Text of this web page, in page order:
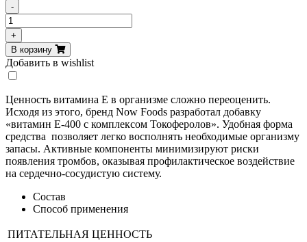
-
Количество
товара
Now
Foods,
E-
400
tocopherols,
50
капсул
+
В корзину
Добавить в wishlist
Ценность витамина Е в организме сложно переоценить.
Исходя из этого, бренд Now Foods разработал добавку
«витамин Е-400 с комплексом Токоферолов». Удобная форма
средства позволяет легко восполнять необходимые организму
запасы. Активные компоненты минимизируют риски
появления тромбов, оказывая профилактическое воздействие
на сердечно-сосудистую систему.
Состав
Способ применения
ПИТАТЕЛЬНАЯ ЦЕННОСТЬ